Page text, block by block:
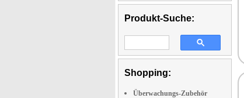
Produkt-Suche:
Shopping:
Überwachungs-Zubehör